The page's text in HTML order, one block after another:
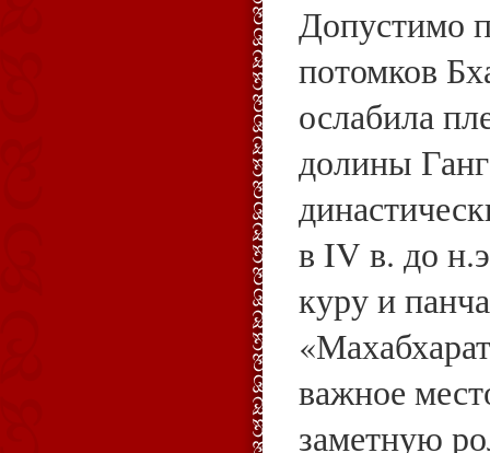
Допустимо
потомков
ослабила
долины
в IV в. до
куру и
важное
заметную